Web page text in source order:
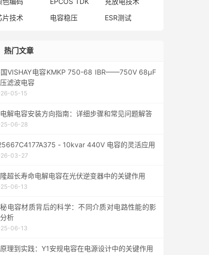
片技术
电容稳压 ESR测试
热门文章
VISHAY电容KMKP 750-68 IBR——750V 68μF
滤波电容
05-15
解电容安装方向指南：详细步骤和常见问题解答
06-28
- 10kvar 440V 电容的灵活应用
03-27
超长寿命电解电容在光伏逆变器中的关键作用
06-13
电容材质背后的科学：不同介质对电路性能的影
析
06-13
理到实践：Y1安规电容在电源设计中的关键作用